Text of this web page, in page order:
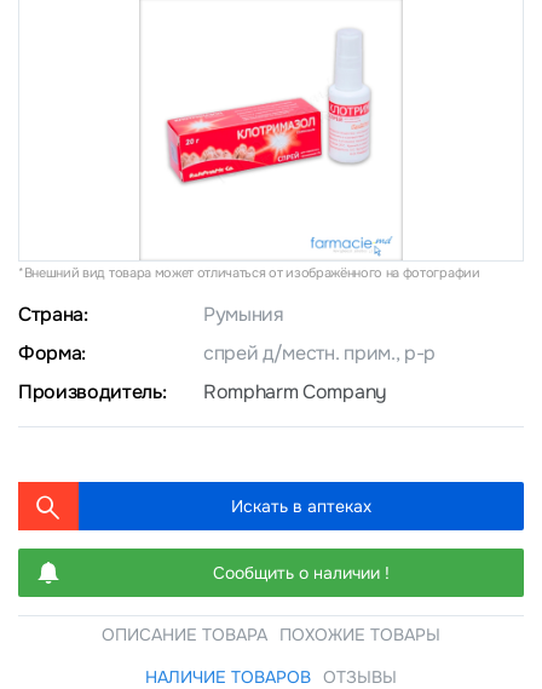
*Внешний вид товара может отличаться от изображённого на фотографии
Страна:
Румыния
Форма:
спрей д/местн. прим., р-р
Производитель:
Rompharm Company
Искать в аптеках
Сообщить о наличии !
ОПИСАНИЕ ТОВАРА
ПОХОЖИЕ ТОВАРЫ
НАЛИЧИЕ ТОВАРОВ ОТЗЫВЫ